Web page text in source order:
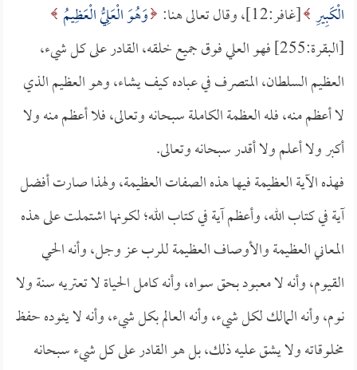
الْكَبِيرِ [غافر:12]، وقال تعالى هنا:
وَهُوَ الْعَلِيُّ الْعَظِيمُ
[البقرة:255] فهو العلي فوق جميع خلقه، القادر على كل شيء،
العظيم السلطان، المتصرف في عباده كيف يشاء، وهو العظيم الذي
لا أعظم منه، فله العظمة الكاملة سبحانه وتعالى، فلا أعظم منه ولا
أكبر ولا أعلم ولا أقدر سبحانه وتعالى.
فهذه الآية العظيمة فيها هذه الصفات العظيمة، ولهذا صارت أفضل
آية في كتاب الله، وأعظم آية في كتاب الله؛ لكونها اشتملت على هذه
المعاني العظيمة والأوصاف العظيمة للرب عز وجل، وأنه الحي
القيوم، وأنه لا معبود بحق سواه، وأنه كامل الحياة لا تعتريه سنة ولا
نوم، وأنه المالك لكل شيء، وأنه العالم بكل شيء، وأنه لا يئوده حفظ
مخلوقاته ولا يشق عليه ذلك، بل هو القادر على كل شيء سبحانه